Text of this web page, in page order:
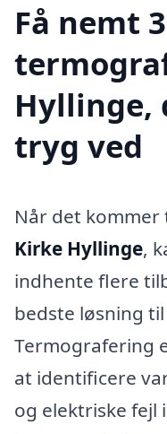
Få nemt
Hyllinge,
tryg ved
Når det kommer
Kirke Hyllinge,
indhente flere
bedste løsning
Termografering
at identificere
og elektriske fejl